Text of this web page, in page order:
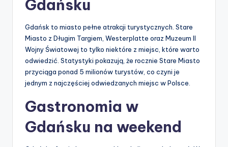
Gdańsku
Gdańsk to miasto pełne atrakcji turystycznych. Stare
Miasto z Długim Targiem, Westerplatte oraz Muzeum II
Wojny Światowej to tylko niektóre z miejsc, które warto
odwiedzić. Statystyki pokazują, że rocznie Stare Miasto
przyciąga ponad 5 milionów turystów, co czyni je
jednym z najczęściej odwiedzanych miejsc w Polsce.
Gastronomia w
Gdańsku na weekend